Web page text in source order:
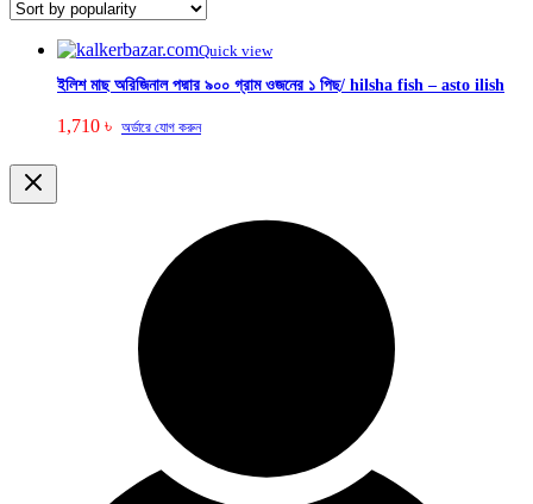
Quick view
ইলিশ মাছ অরিজিনাল পদ্মার ৯০০ গ্রাম ওজনের ১ পিছ/ hilsha fish – asto ilish
1,710 ৳ অর্ডারে যোগ করুন